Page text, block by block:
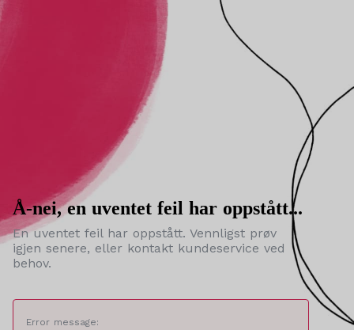
Å-nei, en uventet feil har oppstått...
En uventet feil har oppstått. Vennligst prøv
igjen senere, eller kontakt kundeservice ved
behov.
Error message: